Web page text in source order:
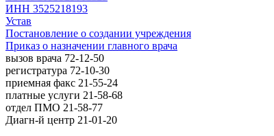
ИНН 3525218193
Устав
Постановление о создании учреждения
Приказ о назначении главного врача
вызов врача 72-12-50
регистратура 72-10-30
приемная факс 21-55-24
платные услуги 21-58-68
отдел ПМО 21-58-77
Диагн-й центр 21-01-20